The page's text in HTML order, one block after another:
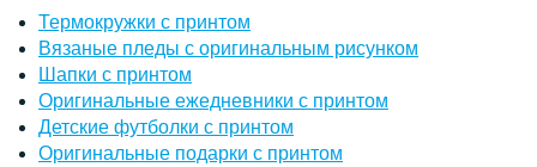
Термокружки с принтом
Вязаные пледы с оригинальным рисунком
Шапки с принтом
Оригинальные ежедневники с принтом
Детские футболки с принтом
Оригинальные подарки с принтом